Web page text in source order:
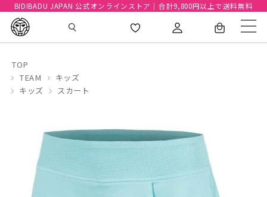
BIDIBADU JAPAN 公式オンラインストア｜合計9,800円以上で送料無料
TOP
TEAM
キッズ
キッズ
スカート